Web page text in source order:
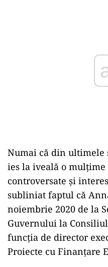
Numai că din ultimele
ies la iveală o mulțime
controversate și
subliniat faptul că
noiembrie 2020 de la
Guvernului la
funcția de director
Proiecte cu Finanțare